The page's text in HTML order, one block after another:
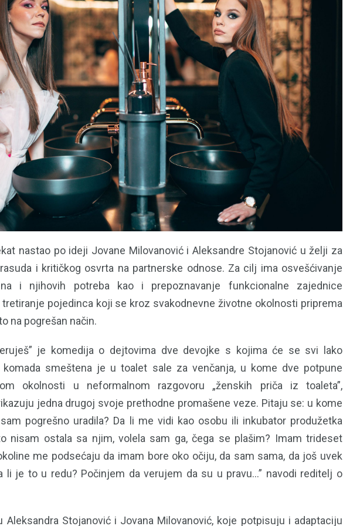
nastao po ideji Jovane Milovanović i Aleksandre Stojanović u želji za
i kritičkog osvrta na partnerske odnose. Za cilj ima osvešćivanje
i njihovih potreba kao i prepoznavanje funkcionalne zajednice
pojedinca koji se kroz svakodnevne životne okolnosti priprema
na pogrešan način.
je komedija o dejtovima dve devojke s kojima će se svi lako
komada smeštena je u toalet sale za venčanja, u kome dve potpune
okolnosti u neformalnom razgovoru „ženskih priča iz toaleta”,
jedna drugoj svoje prethodne promašene veze. Pitaju se: u kome
pogrešno uradila? Da li me vidi kao osobu ili inkubator produžetka
nisam ostala sa njim, volela sam ga, čega se plašim? Imam trideset
me podsećaju da imam bore oko očiju, da sam sama, da još uvek
li je to u redu? Počinjem da verujem da su u pravu…” navodi reditelj o
Aleksandra Stojanović i Jovana Milovanović, koje potpisuju i adaptaciju